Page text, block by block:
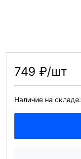
749 ₽/шт
Наличие на складе: